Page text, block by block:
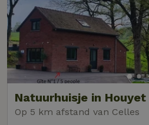
Natuurhuisje in Houyet
Op 5 km afstand van Celles